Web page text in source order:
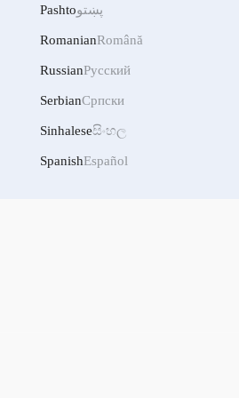
Pashtoپښتو
RomanianRomână
RussianРусский
SerbianСрпски
Sinhaleseසිංහල
SpanishEspañol